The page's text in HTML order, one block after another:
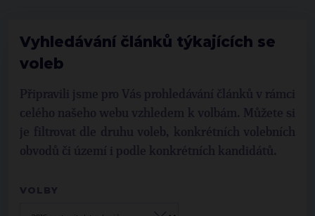
Vyhledávání článků týkajících se
voleb
Připravili jsme pro Vás prohledávání článků v rámci
celého našeho webu vzhledem k volbám. Můžete si
je filtrovat dle druhu voleb, konkrétních volebních
obvodů či území i podle konkrétních kandidátů.
VOLBY